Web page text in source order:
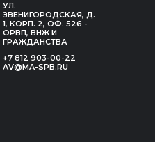
УЛ.
ЗВЕНИГОРОДСКАЯ, Д.
1, КОРП. 2, ОФ. 526 -
ОРВП, ВНЖ И
ГРАЖДАНСТВА
+7 812 903-00-22
AV@MA-SPB.RU